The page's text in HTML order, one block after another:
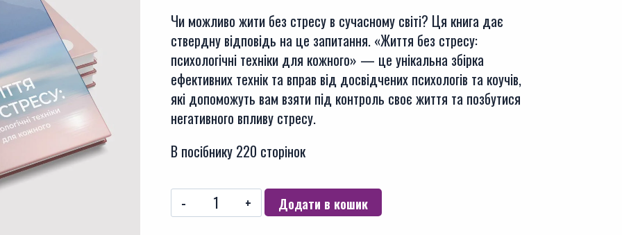
Чи можливо жити без стресу в сучасному світі? Ця книга дає
ствердну відповідь на це запитання. «Життя без стресу:
психологічні техніки для кожного» — це унікальна збірка
ефективних технік та вправ від досвідчених психологів та коучів,
які допоможуть вам взяти під контроль своє життя та позбутися
негативного впливу стресу.
В посібнику 220 сторінок
Життя
без
Додати в кошик